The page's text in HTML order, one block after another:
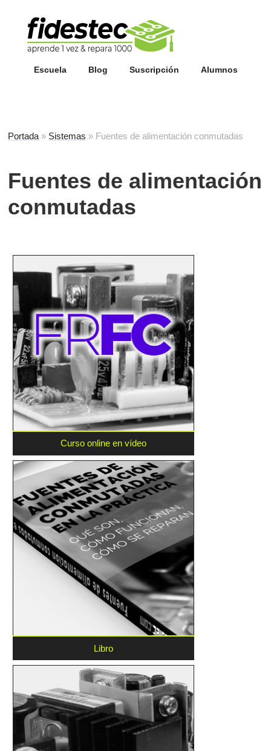
Escuela Blog Suscripción Alumnos
Portada » Sistemas » Fuentes de alimentación conmutadas
Fuentes de alimentación
conmutadas
Curso online en vídeo
Libro